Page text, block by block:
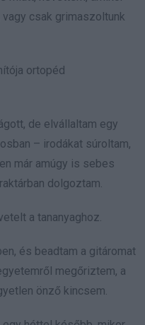
csak grimaszoltunk
ortopéd
de elvállaltam egy
– irodákat súroltam,
már amúgy is sebes
dolgoztam.
a tananyaghoz.
és beadtam a gitáromat
megőriztem, a
önző kincsem.